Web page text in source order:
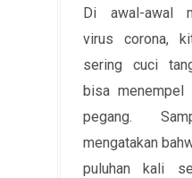
Di awal-awal
virus corona,
sering cuci
bisa
pegang.
mengatakan
puluhan kali